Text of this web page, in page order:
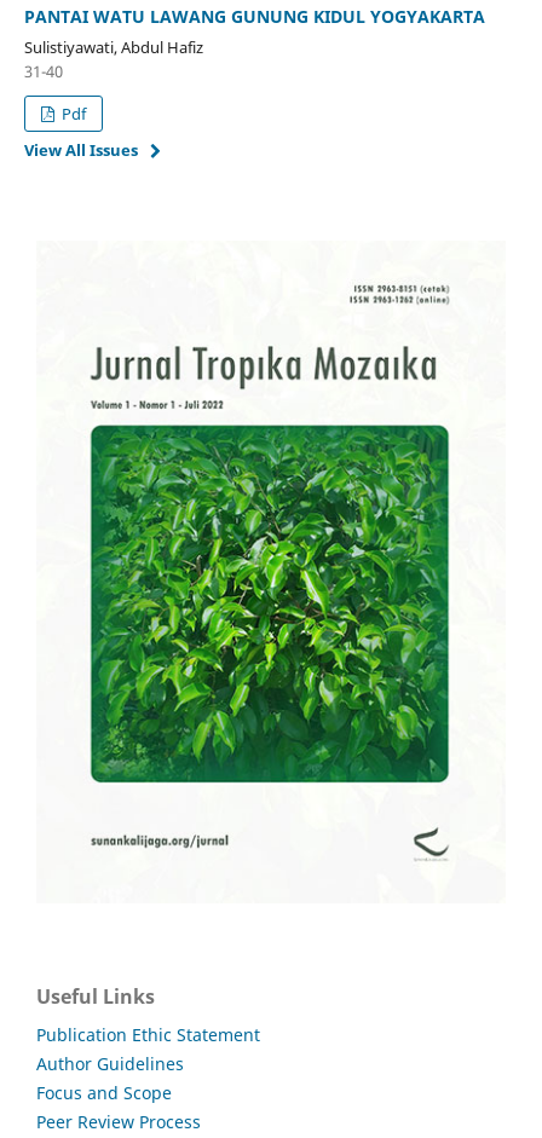
PANTAI WATU LAWANG GUNUNG KIDUL YOGYAKARTA
Sulistiyawati, Abdul Hafiz
31-40
Pdf
View All Issues
Useful Links
Publication Ethic Statement
Author Guidelines
Focus and Scope
Peer Review Process